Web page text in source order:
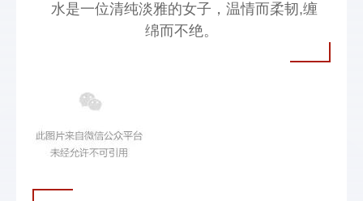
水是一位清纯淡雅的女子，温情而柔韧 ,缠
绵而不绝。